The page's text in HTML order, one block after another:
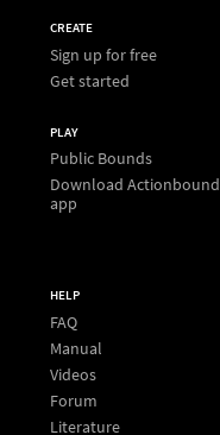
CREATE
Sign up for free
Get started
PLAY
Public Bounds
Download Actionbound
app
HELP
FAQ
Manual
Videos
Forum
Literature